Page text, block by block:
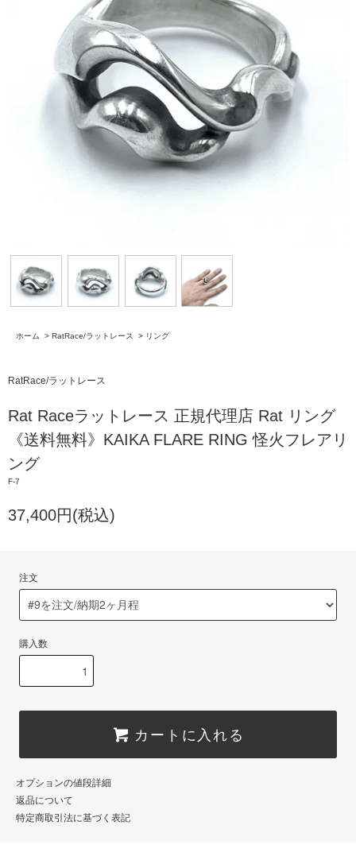
ホーム > RatRace/ラットレース > リング
RatRace/ラットレース
Rat Raceラットレース 正規代理店 Rat リング
《送料無料》KAIKA FLARE RING 怪火フレアリ
ング
F-7
37,400円(税込)
注文
購入数
カートに入れる
オプションの値段詳細
返品について
特定商取引法に基づく表記